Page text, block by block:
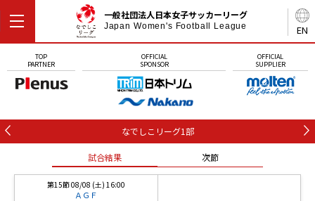
EN
一般社団法人日本女子サッカーリーグ
Japan Women's Football League
TOP
PARTNER
OFFICIAL
SPONSOR
OFFICIAL
SUPPLIER
なでしこリーグ1部
試合結果 次節
第15節 08/08 (土) 16:00
ＡＧＦ